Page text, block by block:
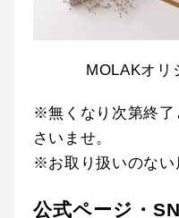
MOLAKオリ
※無くなり次第終了
さいませ。
※お取り扱いのない
公式ページ・